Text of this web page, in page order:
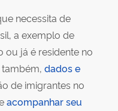
necessita de
a exemplo de
já é residente no
também, dados e
de imigrantes no
acompanhar seu